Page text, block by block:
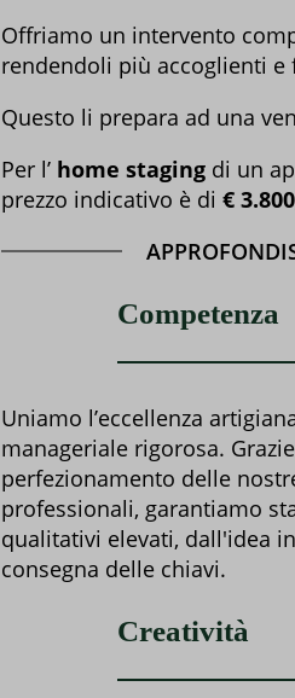
Offriamo un intervento
rendendoli più accoglienti e
Questo li prepara ad una
Per l’ home staging di un
prezzo indicativo è di€
Competenza
Uniamo l’eccellenza
manageriale rigorosa.
perfezionamento delle
professionali, garantiamo
qualitativi elevati, dall'idea
consegna delle chiavi.
Creatività